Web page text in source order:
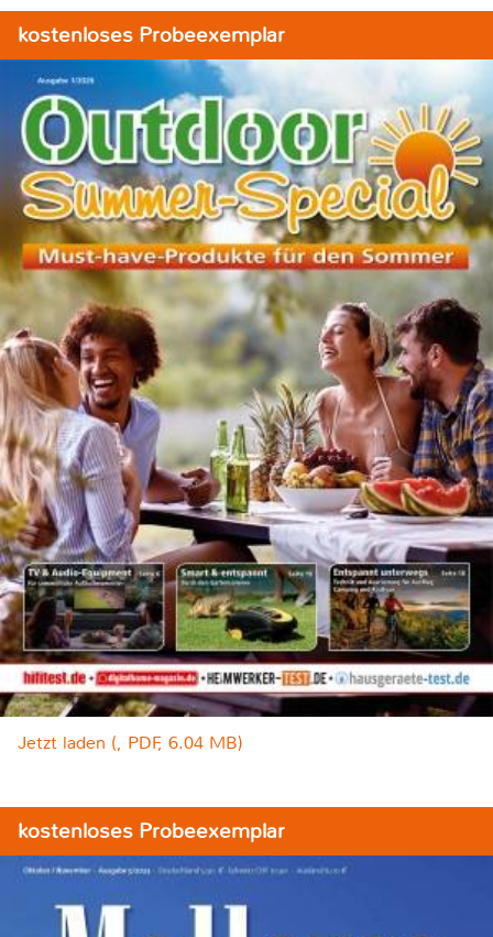
kostenloses Probeexemplar
Jetzt laden (, PDF, 6.04 MB)
kostenloses Probeexemplar